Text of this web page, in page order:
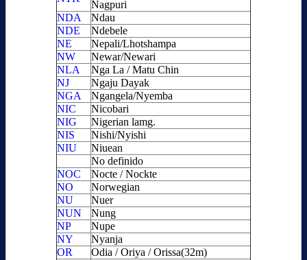
Nagpuri
NDA
Ndau
NDE
Ndebele
NE
Nepali/Lhotshampa
NW
Newar/Newari
NLA
Nga La / Matu Chin
NJ
Ngaju Dayak
NGA
Ngangela/Nyemba
NIC
Nicobari
NIG
Nigerian lamg.
NIS
Nishi/Nyishi
NIU
Niuean
No definido
NOC
Nocte / Nockte
NO
Norwegian
NU
Nuer
NUN
Nung
NP
Nupe
NY
Nyanja
OR
Odia / Oriya / Orissa(32m)